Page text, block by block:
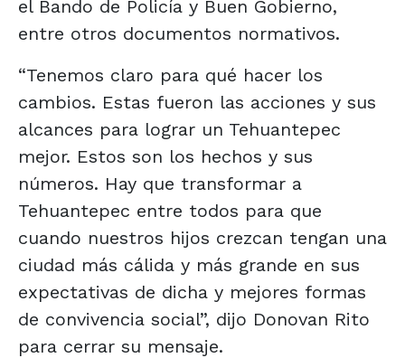
el Bando de Policía y Buen Gobierno,
entre otros documentos normativos.
“Tenemos claro para qué hacer los
cambios. Estas fueron las acciones y sus
alcances para lograr un Tehuantepec
mejor. Estos son los hechos y sus
números. Hay que transformar a
Tehuantepec entre todos para que
cuando nuestros hijos crezcan tengan una
ciudad más cálida y más grande en sus
expectativas de dicha y mejores formas
de convivencia social”, dijo Donovan Rito
para cerrar su mensaje.